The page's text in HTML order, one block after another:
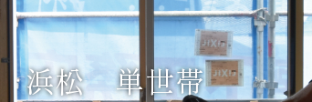
浜松 単世帯